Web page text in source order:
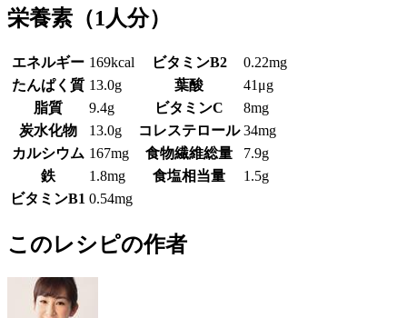
栄養素 （1人分）
エネルギー 169kcal ビタミンB2
0.22mg
たんぱく質 13.0g 葉酸
41μg
脂質
9.4g ビタミンC
8mg
炭水化物
13.0g コレステロール 34mg
カルシウム 167mg 食物繊維総量
7.9g
鉄
1.8mg 食塩相当量
1.5g
ビタミンB1 0.54mg
このレシピの作者